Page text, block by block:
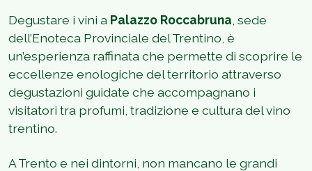
Degustare i vini a Palazzo Roccabruna , sede
dell’Enoteca Provinciale del Trentino, è
un’esperienza raffinata che permette di scoprire le
eccellenze enologiche del territorio attraverso
degustazioni guidate che accompagnano i
visitatori tra profumi, tradizione e cultura del vino
trentino.
A Trento e nei dintorni, non mancano le grandi